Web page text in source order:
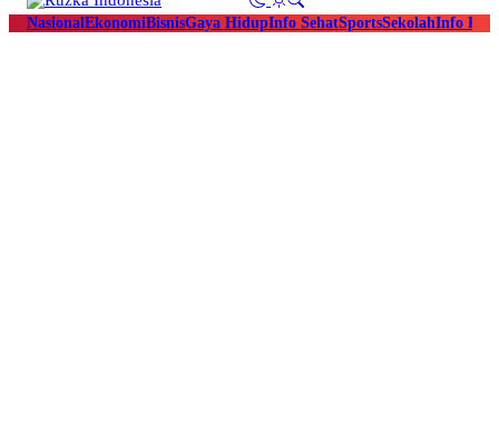
NasionalEkonomiBisnisGaya HidupInfo SehatSportsSekolahInfo